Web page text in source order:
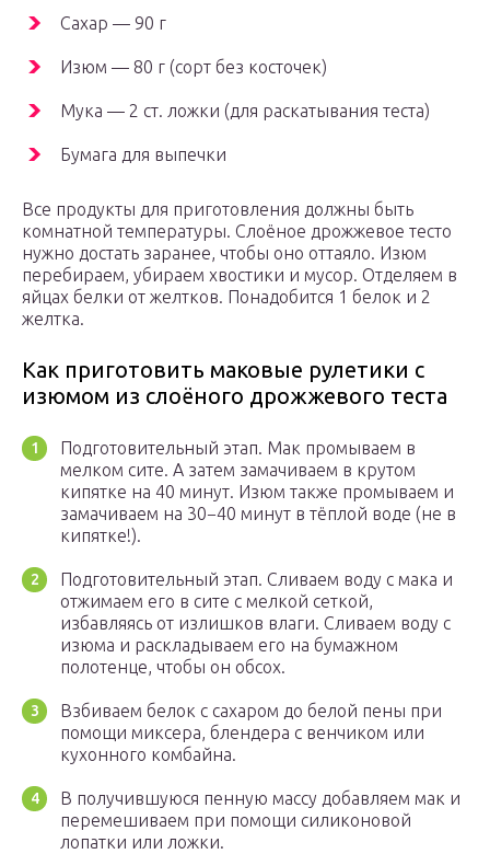
Сахар — 90 г
Изюм — 80 г (сорт без косточек)
Мука — 2 ст. ложки (для раскатывания теста)
Бумага для выпечки
Все продукты для приготовления должны быть
комнатной температуры. Слоёное дрожжевое тесто
нужно достать заранее, чтобы оно оттаяло. Изюм
перебираем, убираем хвостики и мусор. Отделяем в
яйцах белки от желтков. Понадобится 1 белок и 2
желтка.
Как приготовить маковые рулетики с
изюмом из слоёного дрожжевого теста
Подготовительный этап. Мак промываем в
мелком сите. А затем замачиваем в крутом
кипятке на 40 минут. Изюм также промываем и
замачиваем на 30−40 минут в тёплой воде (не в
кипятке!).
Подготовительный этап. Сливаем воду с мака и
отжимаем его в сите с мелкой сеткой,
избавляясь от излишков влаги. Сливаем воду с
изюма и раскладываем его на бумажном
полотенце, чтобы он обсох.
Взбиваем белок с сахаром до белой пены при
помощи миксера, блендера с венчиком или
кухонного комбайна.
В получившуюся пенную массу добавляем мак и
перемешиваем при помощи силиконовой
лопатки или ложки.